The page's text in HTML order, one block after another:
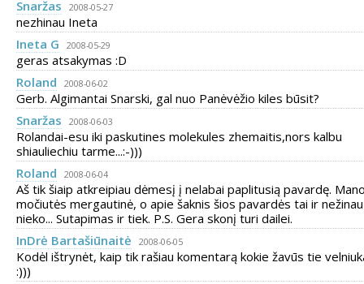
Snaržas
2008-05-27
nezhinau Ineta
Ineta G
2008-05-29
geras atsakymas :D
Roland
2008-06-02
Gerb. Algimantai Snarski, gal nuo Panėvėžio kiles būsit?
Snaržas
2008-06-03
Rolandai-esu iki paskutines molekules zhemaitis,nors kalbu
shiauliechiu tarme...:-)))
Roland
2008-06-04
Aš tik šiaip atkreipiau dėmesį į nelabai paplitusią pavardę.
močiutės mergautinė, o apie šaknis šios pavardės tai ir nežinau
nieko... Sutapimas ir tiek. P.S. Gera skonį turi dailei.
InDrė Bartašiūnaitė
2008-06-05
Kodėl ištrynėt, kaip tik rašiau komentarą kokie žavūs tie
:)))